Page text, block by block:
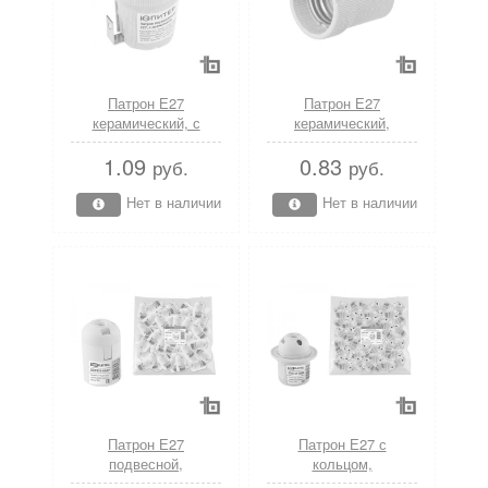
Патрон Е27
керамический, с
держателем Юпитер
(ЮПИТЕР)
1.09 руб.
Нет в наличии
Патрон Е27
керамический,
Юпитер (ЮПИТЕР)
0.83 руб.
Нет в наличии
Патрон Е27
подвесной,
термостойкий
Патрон Е27 с
кольцом,
термостойкий